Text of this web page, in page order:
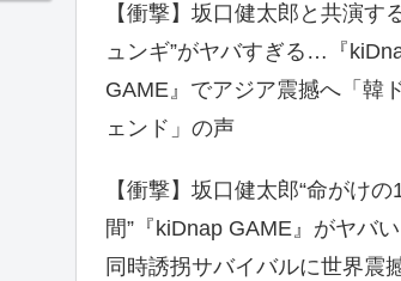
【衝撃】坂口健太郎と共演す
ュンギ”がヤバすぎる…『
GAME』でアジア震撼へ「韓
ェンド」の声
【衝撃】坂口健太郎“命がけの
間”『kiDnap GAME』がヤバ
同時誘拐サバイバルに世界震